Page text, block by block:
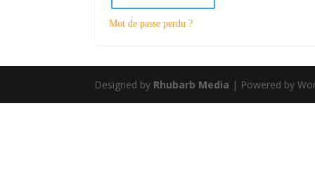
Mot de passe perdu ?
Designed by Rhubarb Media | Powered by